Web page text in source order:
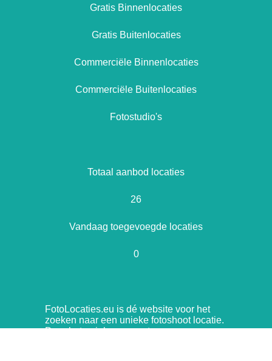
Gratis Binnenlocaties
Gratis Buitenlocaties
Commerciële Binnenlocaties
Commerciële Buitenlocaties
Fotostudio's
Totaal aanbod locaties
26
Vandaag toegevoegde locaties
0
FotoLocaties.eu is dé website voor het
zoeken naar een unieke fotoshoot locatie.
Door het unieke concept en